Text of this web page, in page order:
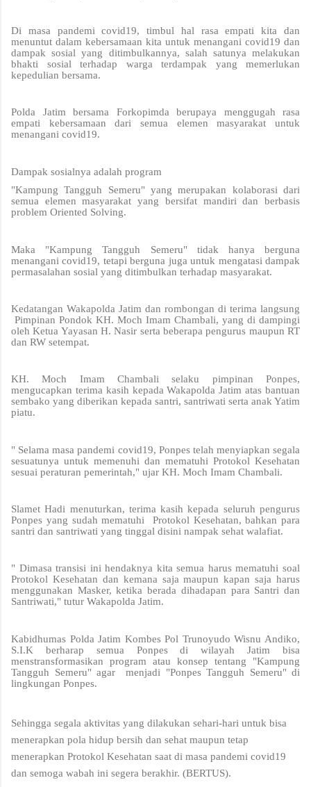
Di masa pandemi covid19, timbul hal rasa empati kita dan
menuntut dalam kebersamaan kita untuk menangani covid19 dan
dampak sosial yang ditimbulkannya, salah satunya melakukan
bhakti sosial terhadap warga terdampak yang memerlukan
kepedulian bersama.
Polda Jatim bersama Forkopimda berupaya menggugah rasa
empati kebersamaan dari semua elemen masyarakat untuk
menangani covid19.
Dampak sosialnya adalah program
"Kampung Tangguh Semeru" yang merupakan kolaborasi dari
semua elemen masyarakat yang bersifat mandiri dan berbasis
problem Oriented Solving.
Maka "Kampung Tangguh Semeru" tidak hanya berguna
menangani covid19, tetapi berguna juga untuk mengatasi dampak
permasalahan sosial yang ditimbulkan terhadap masyarakat.
Kedatangan Wakapolda Jatim dan rombongan di terima langsung
Pimpinan Pondok KH. Moch Imam Chambali, yang di dampingi
oleh Ketua Yayasan H. Nasir serta beberapa pengurus maupun RT
dan RW setempat.
KH. Moch Imam Chambali selaku pimpinan Ponpes,
mengucapkan terima kasih kepada Wakapolda Jatim atas bantuan
sembako yang diberikan kepada santri, santriwati serta anak Yatim
piatu.
" Selama masa pandemi covid19, Ponpes telah menyiapkan segala
sesuatunya untuk memenuhi dan mematuhi Protokol Kesehatan
sesuai peraturan pemerintah," ujar KH. Moch Imam Chambali.
Slamet Hadi menuturkan, terima kasih kepada seluruh pengurus
Ponpes yang sudah mematuhi Protokol Kesehatan, bahkan para
santri dan santriwati yang tinggal disini nampak sehat walafiat.
" Dimasa transisi ini hendaknya kita semua harus mematuhi soal
Protokol Kesehatan dan kemana saja maupun kapan saja harus
menggunakan Masker, ketika berada dihadapan para Santri dan
Santriwati," tutur Wakapolda Jatim.
Kabidhumas Polda Jatim Kombes Pol Trunoyudo Wisnu Andiko,
S.I.K berharap semua Ponpes di wilayah Jatim bisa
menstransformasikan program atau konsep tentang "Kampung
Tangguh Semeru" agar menjadi "Ponpes Tangguh Semeru" di
lingkungan Ponpes.
Sehingga segala aktivitas yang dilakukan sehari-hari untuk bisa
menerapkan pola hidup bersih dan sehat maupun tetap
menerapkan Protokol Kesehatan saat di masa pandemi covid19
dan semoga wabah ini segera berakhir. (BERTUS).